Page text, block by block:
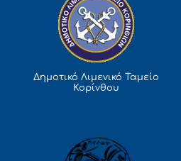
Δημοτικό Λιμενικό Ταμείο
Κορίνθου